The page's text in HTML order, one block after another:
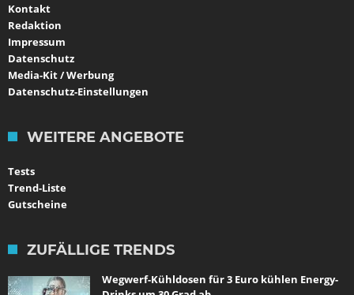
Kontakt
Redaktion
Impressum
Datenschutz
Media-Kit / Werbung
Datenschutz-Einstellungen
WEITERE ANGEBOTE
Tests
Trend-Liste
Gutscheine
ZUFÄLLIGE TRENDS
Wegwerf-Kühldosen für 3 Euro kühlen Energy-